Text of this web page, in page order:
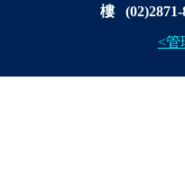
樓 (02)2871-
<管